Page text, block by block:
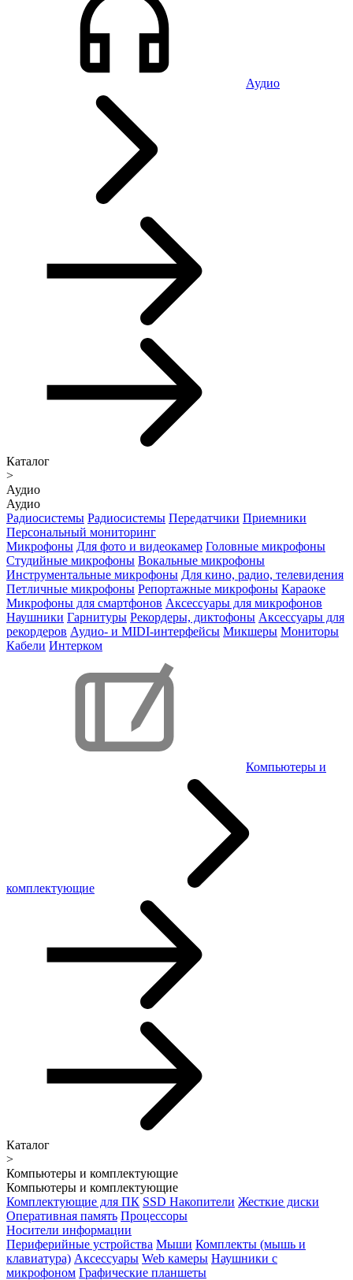
Аудио
Каталог
>
Аудио
Аудио
Радиосистемы Радиосистемы Передатчики Приемники
Персональный мониторинг
Микрофоны Для фото и видеокамер Головные микрофоны
Студийные микрофоны Вокальные микрофоны
Инструментальные микрофоны Для кино, радио, телевидения
Петличные микрофоны Репортажные микрофоны Караоке
Микрофоны для смартфонов Аксессуары для микрофонов
Наушники Гарнитуры Рекордеры, диктофоны Аксессуары для
рекордеров Аудио- и MIDI-интерфейсы Микшеры Мониторы
Кабели Интерком
Компьютеры и
комплектующие
Каталог
>
Компьютеры и комплектующие
Компьютеры и комплектующие
Комплектующие для ПК SSD Накопители Жесткие диски
Оперативная память Процессоры
Носители информации
Периферийные устройства Мыши Комплекты (мышь и
клавиатура) Аксессуары Web камеры Наушники с
микрофоном Графические планшеты